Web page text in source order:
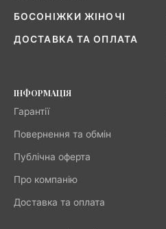
БОСОНІЖКИ ЖІНОЧІ
ДОСТАВКА ТА ОПЛАТА
ІНФОРМАЦІЯ
Гарантії
Повернення та обмін
Публічна оферта
Про компанію
Доставка та оплата